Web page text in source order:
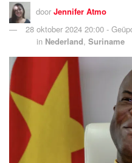
door Jennifer Atmo
28 oktober 2024 20:00 -
in Nederland, Suriname